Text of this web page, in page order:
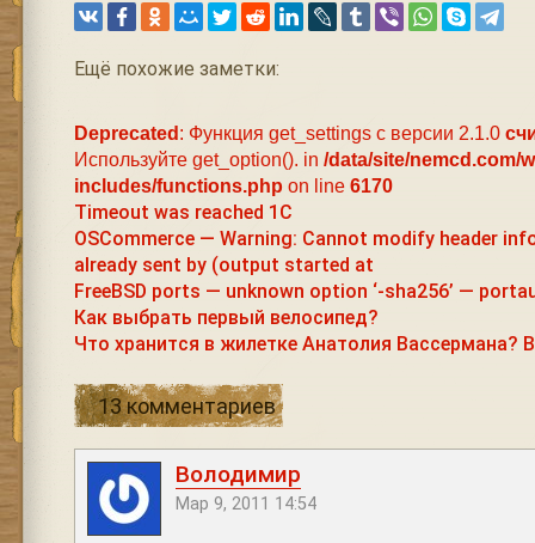
Ещё похожие заметки:
Deprecated : Функция get_settings с версии 2.1.0
Используйте get_option(). in /data/site/nemcd.com/
includes/functions.phpon line 6170
Timeout was reached 1С
OSCommerce — Warning: Cannot modify header
already sent by (output started at
FreeBSD ports — unknown option ‘-sha256’ —
Как выбрать первый велосипед?
Что хранится в жилетке Анатолия Вассермана?
13 комментариев
Володимир
Мар 9, 2011 14:54